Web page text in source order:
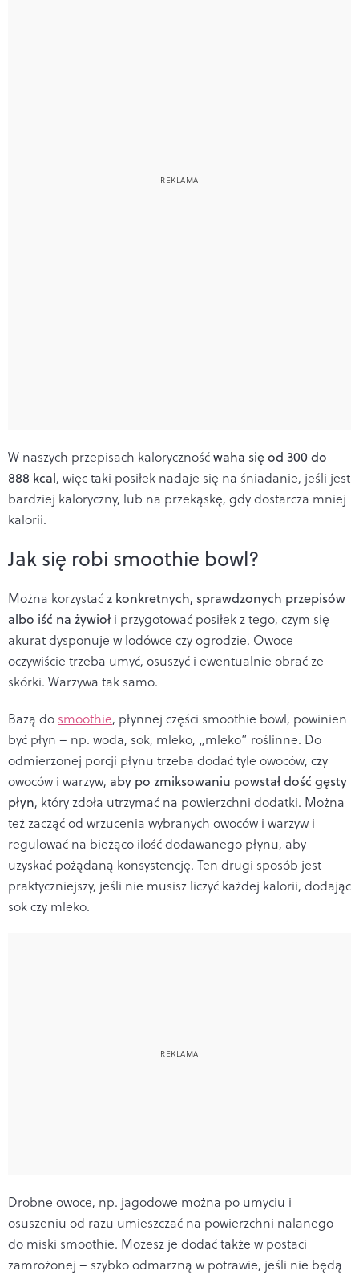
W naszych przepisach kalorycznośćwaha się od 300 do
888 kcal, więc taki posiłek nadaje się na śniadanie, jeśli jest
bardziej kaloryczny, lub na przekąskę, gdy dostarcza mniej
kalorii.
Jak się robi smoothie bowl?
Można korzystaćz konkretnych, sprawdzonych przepisów
albo iść na żywioł i przygotować posiłek z tego, czym się
akurat dysponuje w lodówce czy ogrodzie. Owoce
oczywiście trzeba umyć, osuszyć i ewentualnie obrać ze
skórki. Warzywa tak samo.
Bazą do smoothie, płynnej części smoothie bowl, powinien
być płyn – np. woda, sok, mleko, „mleko” roślinne. Do
odmierzonej porcji płynu trzeba dodać tyle owoców, czy
owoców i warzyw, aby po zmiksowaniu powstał dość gęsty
płyn, który zdoła utrzymać na powierzchni dodatki. Można
też zacząć od wrzucenia wybranych owoców i warzyw i
regulować na bieżąco ilość dodawanego płynu, aby
uzyskać pożądaną konsystencję. Ten drugi sposób jest
praktyczniejszy, jeśli nie musisz liczyć każdej kalorii, dodając
sok czy mleko.
Drobne owoce, np. jagodowe można po umyciu i
osuszeniu od razu umieszczać na powierzchni nalanego
do miski smoothie. Możesz je dodać także w postaci
zamrożonej – szybko odmarzną w potrawie, jeśli nie będą